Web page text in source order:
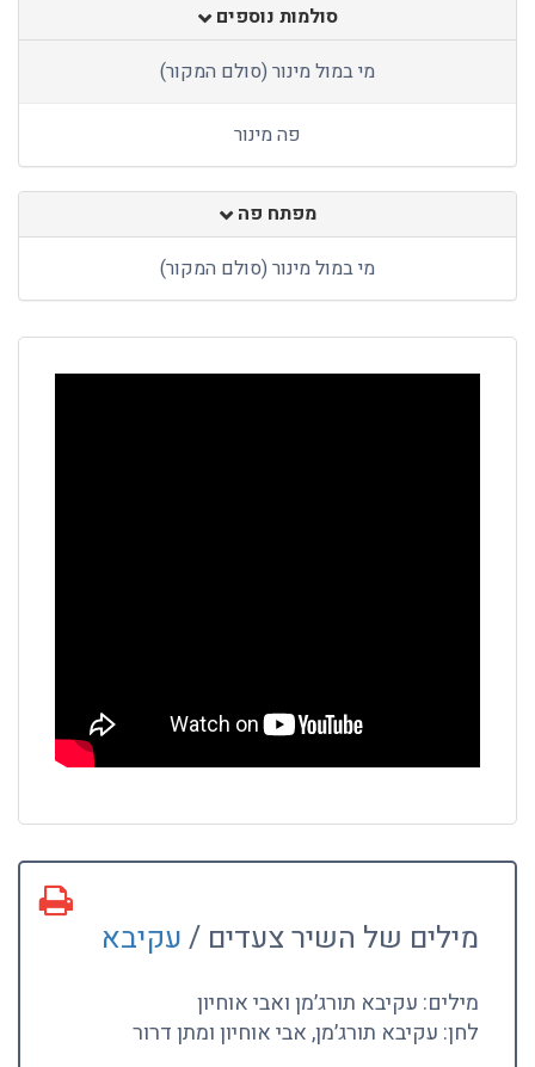
סולמות נוספים
מי במול מינור (סולם המקור)
פה מינור
מפתח פה
מי במול מינור (סולם המקור)
מילים של השיר צעדים /עקיבא
מילים: עקיבא תורג׳מן ואבי אוחיון
לחן: עקיבא תורג׳מן, אבי אוחיון ומתן דרור